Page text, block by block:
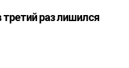
раз лишился